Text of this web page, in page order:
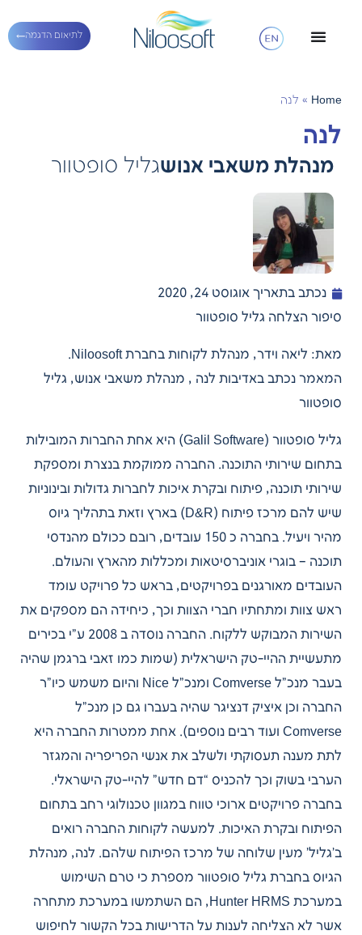
לתיאום הדגמה
Home
» לנה
לנה
מנהלת משאבי אנושגליל סופטוור
נכתב בתאריך אוגוסט 24, 2020
סיפור הצלחה גליל סופטוור
מאת: ליאה וידר, מנהלת לקוחות בחברת Niloosoft.
המאמר נכתב באדיבות לנה , מנהלת משאבי אנוש, גליל
סופטוור
גליל סופטוור (Galil Software) היא אחת החברות המובילות
בתחום שירותי התוכנה. החברה ממוקמת בנצרת ומספקת
שירותי תוכנה, פיתוח ובקרת איכות לחברות גדולות ובינוניות
שיש להם מרכז פיתוח (D&R) בארץ וזאת בתהליך גיוס
מהיר ויעיל. בחברה כ 150 עובדים, רובם ככולם מהנדסי
תוכנה – בוגרי אוניברסיטאות ומכללות מהארץ והעולם.
העובדים מאורגנים בפרויקטים, בראש כל פרויקט עומד
ראש צוות ומתחתיו חברי הצוות וכך, כיחידה הם מספקים את
השירות המבוקש ללקוח. החברה נוסדה ב 2008 ע”י בכירים
מתעשיית ההיי-טק הישראלית (שמות כמו זאבי ברגמן שהיה
בעבר מנכ”ל Comverse ומנכ”ל Nice והיום משמש כיו”ר
החברה וכן איציק דנציגר שהיה בעברו גם כן מנכ”ל
Comverse ועוד רבים נוספים). אחת ממטרות החברה היא
לתת מענה תעסוקתי ולשלב את אנשי הפריפריה והמגזר
הערבי בשוק וכך להכניס “דם חדש” להיי-טק הישראלי.
בחברה פרויקטים ארוכי טווח במגוון טכנולוגי רחב בתחום
הפיתוח ובקרת האיכות. למעשה לקוחות החברה רואים
ב’גליל’ מעין שלוחה של מרכז הפיתוח שלהם. לנה, מנהלת
הגיוס בחברת גליל סופטוור מספרת כי טרם השימוש
במערכת Hunter HRMS, הם השתמשו במערכת מתחרה
אשר לא הצליחה לענות על הדרישות בכל הקשור לחיפוש